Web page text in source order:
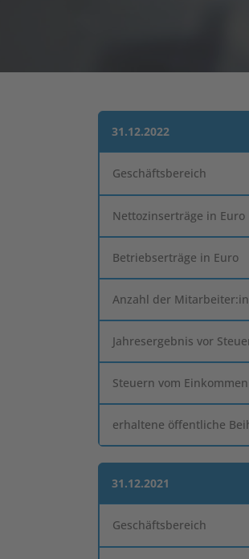
31.12.2022
Geschäftsbereich
Nettozinserträge in Euro
Betriebserträge in Euro
Anzahl der
Jahresergebnis vor
Steuern vom
erhaltene öffentliche
31.12.2021
Geschäftsbereich